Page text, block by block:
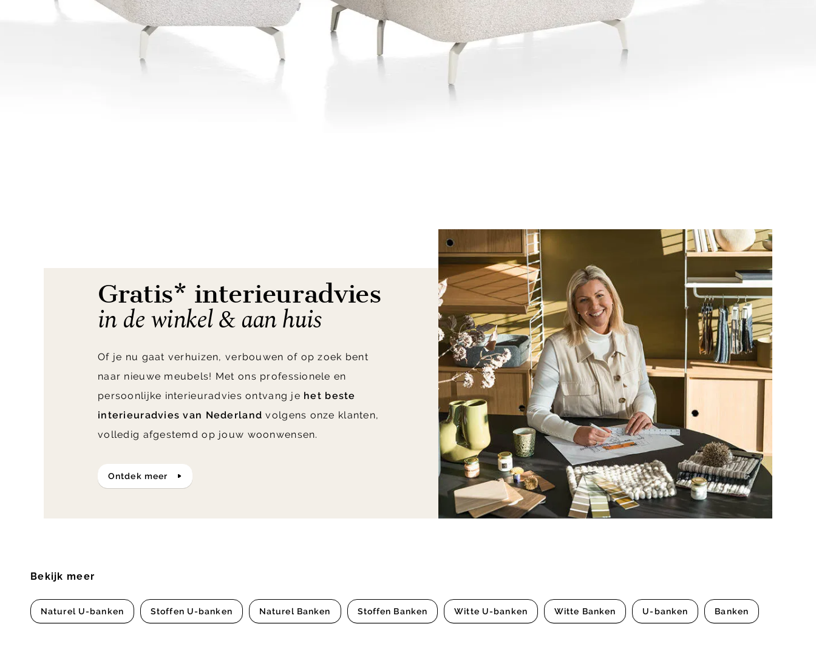
Gratis* interieuradvies
in de winkel & aan huis
Of je nu gaat verhuizen, verbouwen of op zoek bent
naar nieuwe meubels! Met ons professionele en
persoonlijke interieuradvies ontvang je het beste
interieuradvies van Nederland volgens onze klanten,
volledig afgestemd op jouw woonwensen.
ontdek meer
Bekijk meer
Naturel U-banken Stoffen U-banken Naturel Banken Stoffen Banken Witte U-banken Witte Banken U-banken Banken